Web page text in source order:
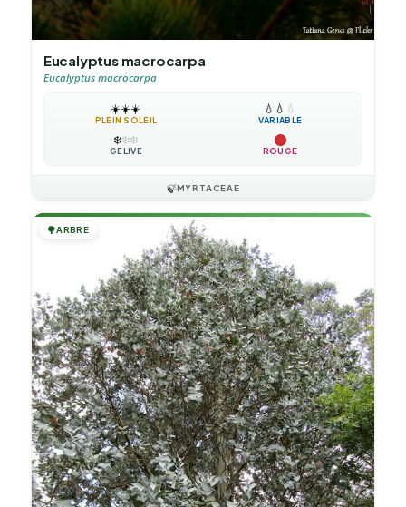
Eucalyptus macrocarpa
Eucalyptus macrocarpa
☀️☀️☀️
PLEIN SOLEIL
💧 💧 💧
VARIABLE
❄️❄️❄️
GÉLIVE ROUGE
🍃MYRTACEAE
🌳ARBRE